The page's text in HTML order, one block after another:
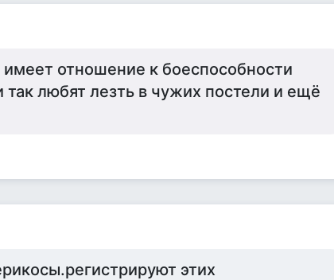
отношение к боеспособности
любят лезть в чужих постели и ещё
этих